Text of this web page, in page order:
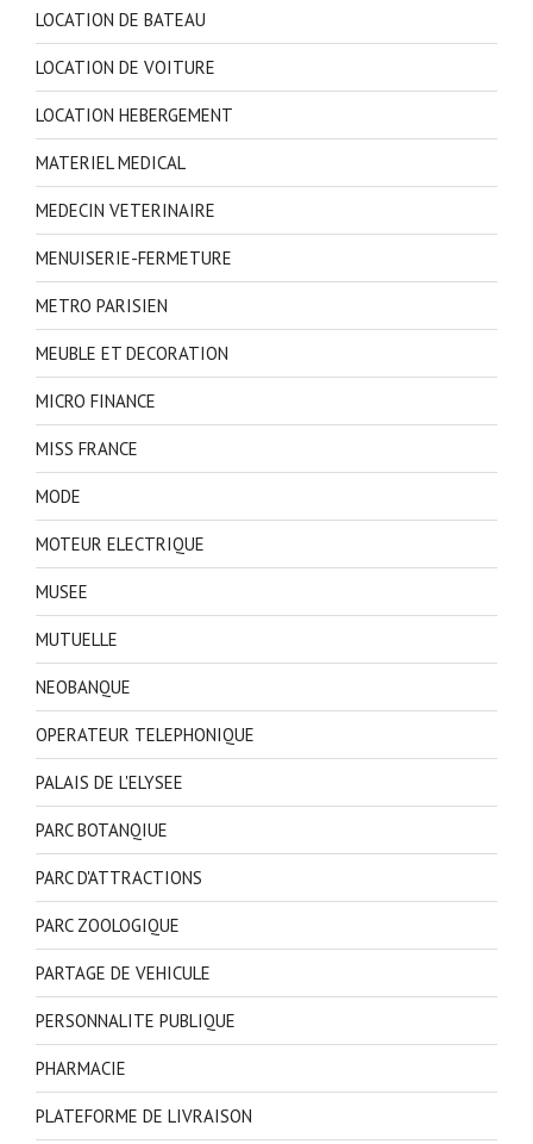
LOCATION DE BATEAU
LOCATION DE VOITURE
LOCATION HEBERGEMENT
MATERIEL MEDICAL
MEDECIN VETERINAIRE
MENUISERIE-FERMETURE
METRO PARISIEN
MEUBLE ET DECORATION
MICRO FINANCE
MISS FRANCE
MODE
MOTEUR ELECTRIQUE
MUSEE
MUTUELLE
NEOBANQUE
OPERATEUR TELEPHONIQUE
PALAIS DE L'ELYSEE
PARC BOTANQIUE
PARC D'ATTRACTIONS
PARC ZOOLOGIQUE
PARTAGE DE VEHICULE
PERSONNALITE PUBLIQUE
PHARMACIE
PLATEFORME DE LIVRAISON